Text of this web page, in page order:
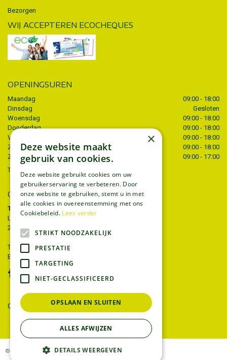
Bezorgen
WIJ ACCEPTEREN ECOCHEQUES
OPENINGSUREN
Maandag
09:00 - 18:00
Dinsdag
Gesloten
Woensdag
09:00 - 18:00
Donderdag
09:00 - 18:00
Vrijdag
09:00 - 18:00
Zaterdag
09:00 - 18:00
Zondag
09:00 - 17:00
Toon alle openingstijden
CONTACT
Tuincentrum Thiels
Liersesteenweg 68
2221 Heist-op-den-berg
T.
015 22 27 52
E.
GEEF UW MENING
© Tuincentrum Thiels
×
Deze website maakt
gebruik van cookies.
Deze website gebruikt cookies om uw
gebruikerservaring te verbeteren. Door
onze website te gebruiken, stemt u in met
alle cookies in overeenstemming met ons
Cookiebeleid. Lees verder
STRIKT NOODZAKELIJK
PRESTATIE
TARGETING
NIET-GECLASSIFICEERD
OPSLAAN EN SLUITEN
ALLES AFWIJZEN
DETAILS WEERGEVEN